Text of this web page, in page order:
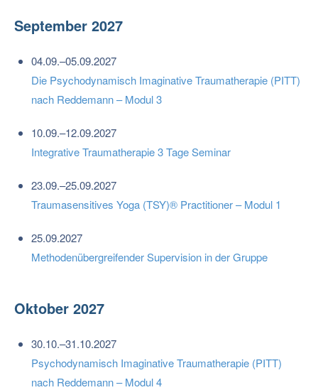
September 2027
04.09.–05.09.2027
Die Psychodynamisch Imaginative Traumatherapie (PITT)
nach Reddemann – Modul 3
10.09.–12.09.2027
Integrative Traumatherapie 3 Tage Seminar
23.09.–25.09.2027
Traumasensitives Yoga (TSY)® Practitioner – Modul 1
25.09.2027
Methodenübergreifender Supervision in der Gruppe
Oktober 2027
30.10.–31.10.2027
Psychodynamisch Imaginative Traumatherapie (PITT)
nach Reddemann – Modul 4